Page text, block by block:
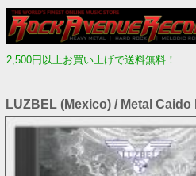
2,500円以上お買い上げで送料無料！
LUZBEL (Mexico) / Metal